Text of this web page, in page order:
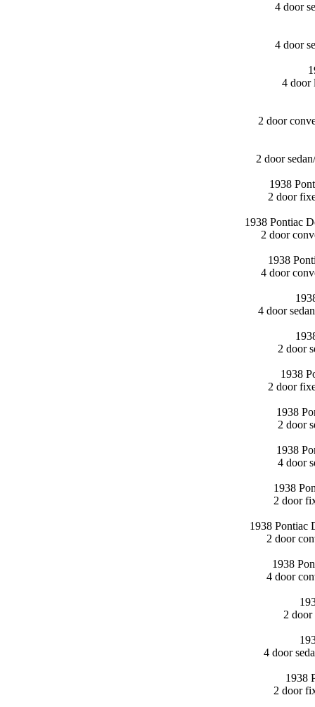
4 door
4 door
4 door
2 door
2 door
1938
2 door
1938 Pontiac
2 door
1938
4 door
4 door
2 door
1938
2 door
1938
2 door
1938
4 door
1938
2 door
1938 Pontiac
2 door
1938
4 door
2
4 door
1938
2 door